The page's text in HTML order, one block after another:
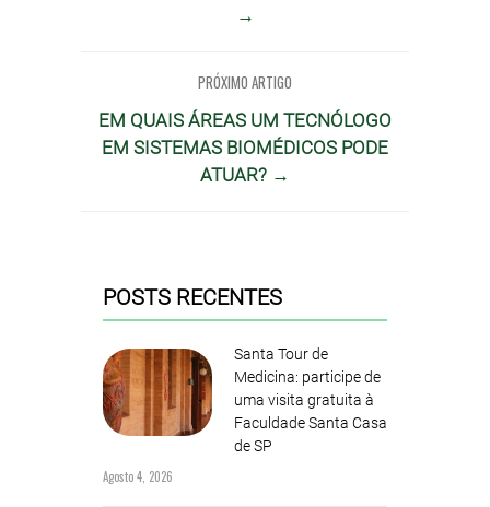
→
PRÓXIMO ARTIGO
EM QUAIS ÁREAS UM TECNÓLOGO
EM SISTEMAS BIOMÉDICOS PODE
ATUAR? →
POSTS RECENTES
Santa Tour de
Medicina: participe de
uma visita gratuita à
Faculdade Santa Casa
de SP
Agosto 4, 2026